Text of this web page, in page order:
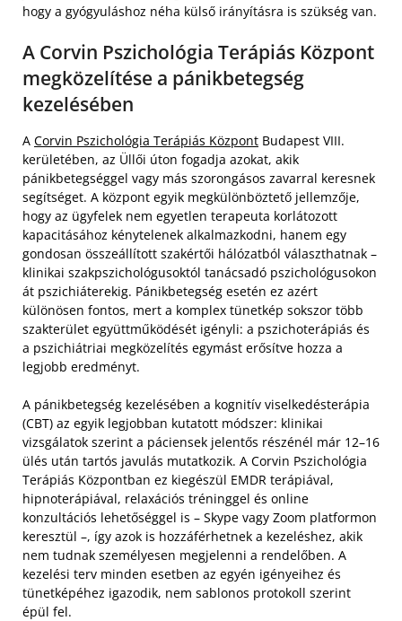
hogy a gyógyuláshoz néha külső irányításra is szükség van.
A Corvin Pszichológia Terápiás Központ
megközelítése a pánikbetegség
kezelésében
A Corvin Pszichológia Terápiás Központ Budapest VIII.
kerületében, az Üllői úton fogadja azokat, akik
pánikbetegséggel vagy más szorongásos zavarral keresnek
segítséget. A központ egyik megkülönböztető jellemzője,
hogy az ügyfelek nem egyetlen terapeuta korlátozott
kapacitásához kénytelenek alkalmazkodni, hanem egy
gondosan összeállított szakértői hálózatból választhatnak –
klinikai szakpszichológusoktól tanácsadó pszichológusokon
át pszichiáterekig. Pánikbetegség esetén ez azért
különösen fontos, mert a komplex tünetkép sokszor több
szakterület együttműködését igényli: a pszichoterápiás és
a pszichiátriai megközelítés egymást erősítve hozza a
legjobb eredményt.
A pánikbetegség kezelésében a kognitív viselkedésterápia
(CBT) az egyik legjobban kutatott módszer: klinikai
vizsgálatok szerint a páciensek jelentős részénél már 12–16
ülés után tartós javulás mutatkozik. A Corvin Pszichológia
Terápiás Központban ez kiegészül EMDR terápiával,
hipnoterápiával, relaxációs tréninggel és online
konzultációs lehetőséggel is – Skype vagy Zoom platformon
keresztül –, így azok is hozzáférhetnek a kezeléshez, akik
nem tudnak személyesen megjelenni a rendelőben. A
kezelési terv minden esetben az egyén igényeihez és
tünetképéhez igazodik, nem sablonos protokoll szerint
épül fel.